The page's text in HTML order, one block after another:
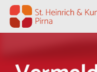
Zum Inhalt springen